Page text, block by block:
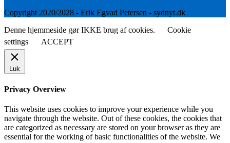
Copyright 2020/2028 - Erik Egvad Petersen - sydnyt.dk
Denne hjemmeside gør IKKE brug af cookies.
Cookie
settings
ACCEPT
Luk
Privacy Overview
This website uses cookies to improve your experience while you
navigate through the website. Out of these cookies, the cookies that
are categorized as necessary are stored on your browser as they are
essential for the working of basic functionalities of the website. We